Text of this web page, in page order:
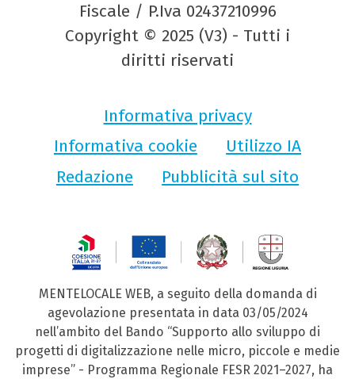
Fiscale / P.Iva 02437210996
Copyright © 2025 (V3) - Tutti i
diritti riservati
Informativa privacy
Informativa cookie
Utilizzo IA
Redazione
Pubblicità sul sito
MENTELOCALE WEB, a seguito della domanda di
agevolazione presentata in data 03/05/2024
nell’ambito del Bando “Supporto allo sviluppo di
progetti di digitalizzazione nelle micro, piccole e medie
imprese” - Programma Regionale FESR 2021–2027, ha